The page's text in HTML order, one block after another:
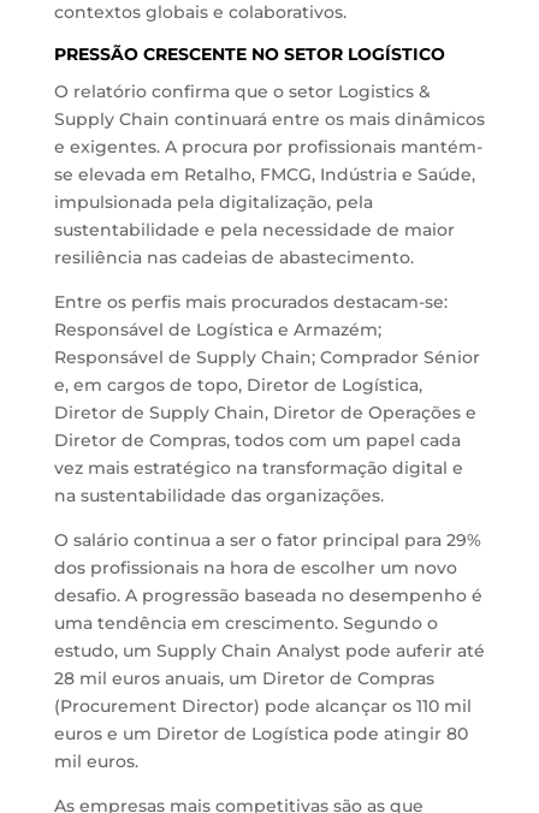
contextos globais e colaborativos.
PRESSÃO CRESCENTE NO SETOR LOGÍSTICO
O relatório confirma que o setor Logistics &
Supply Chain continuará entre os mais dinâmicos
e exigentes. A procura por profissionais mantém-
se elevada em Retalho, FMCG, Indústria e Saúde,
impulsionada pela digitalização, pela
sustentabilidade e pela necessidade de maior
resiliência nas cadeias de abastecimento.
Entre os perfis mais procurados destacam-se:
Responsável de Logística e Armazém;
Responsável de Supply Chain; Comprador Sénior
e, em cargos de topo, Diretor de Logística,
Diretor de Supply Chain, Diretor de Operações e
Diretor de Compras, todos com um papel cada
vez mais estratégico na transformação digital e
na sustentabilidade das organizações.
O salário continua a ser o fator principal para 29%
dos profissionais na hora de escolher um novo
desafio. A progressão baseada no desempenho é
uma tendência em crescimento. Segundo o
estudo, um Supply Chain Analyst pode auferir até
28 mil euros anuais, um Diretor de Compras
(Procurement Director) pode alcançar os 110 mil
euros e um Diretor de Logística pode atingir 80
mil euros.
As empresas mais competitivas são as que